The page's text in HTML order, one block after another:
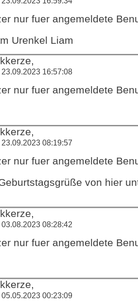
nur fuer angemeldete
Urenkel Liam
16:57:08
nur fuer angemeldete
08:19:57
nur fuer angemeldete
von hier
08:28:42
nur fuer angemeldete
00:23:09